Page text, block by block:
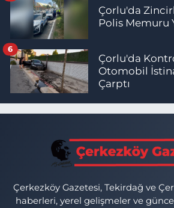
Çorlu'da
Polis Memuru
Çorlu'da
Otomobil
Çarptı
6
Çerkezköy Gazetesi, Tekirdağ ve
haberleri, yerel gelişmeler ve